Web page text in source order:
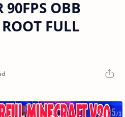
90FPS OBB
FULL